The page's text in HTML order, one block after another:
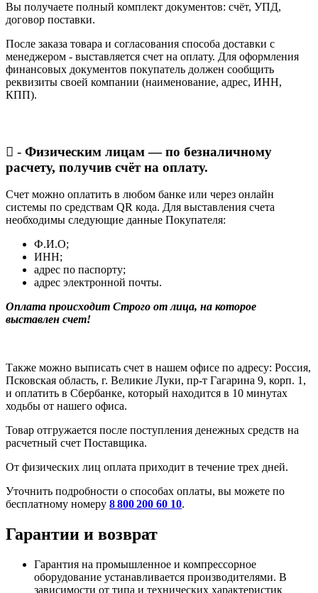
Вы получаете полный комплект документов: счёт, УПД,
договор поставки.
После заказа товара и согласования способа доставки с
менеджером - выставляется счет на оплату. Для оформления
финансовых документов покупатель должен сообщить
реквизиты своей компании (наименование, адрес, ИНН,
КПП).
- Физическим лицам — по безналичному
расчету, получив счёт на оплату.
Счет можно оплатить в любом банке или через онлайн
системы по средствам QR кода. Для выставления счета
необходимы следующие данные Покупателя:
Ф.И.О;
ИНН;
адрес по паспорту;
адрес электронной почты.
Оплата происходит Строго от лица, на которое
выставлен счет!
Также можно выписать счет в нашем офисе по адресу: Россия,
Псковская область, г. Великие Луки, пр-т Гагарина 9, корп. 1,
и оплатить в Сбербанке, который находится в 10 минутах
ходьбы от нашего офиса.
Товар отгружается после поступления денежных средств на
расчетный счет Поставщика.
От физических лиц оплата приходит в течение трех дней.
Уточнить подробности о способах оплаты, вы можете по
бесплатному номеру 8 800 200 60 10.
Гарантии и возврат
Гарантия на промышленное и компрессорное
оборудование устанавливается производителями. В
зависимости от типа и технических характеристик